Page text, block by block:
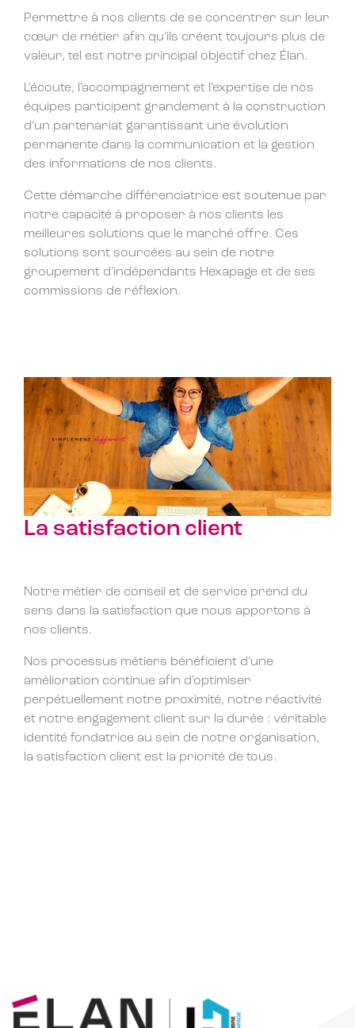
Permettre à nos clients de se concentrer sur leur
cœur de métier afin qu’ils créent toujours plus de
valeur, tel est notre principal objectif chez Élan.
L’écoute, l’accompagnement et l’expertise de nos
équipes participent grandement à la construction
d’un partenariat garantissant une évolution
permanente dans la communication et la gestion
des informations de nos clients.
Cette démarche différenciatrice est soutenue par
notre capacité à proposer à nos clients les
meilleures solutions que le marché offre. Ces
solutions sont sourcées au sein de notre
groupement d’indépendants Hexapage et de ses
commissions de réflexion.
La satisfaction client
Notre métier de conseil et de service prend du
sens dans la satisfaction que nous apportons à
nos clients.
Nos processus métiers bénéficient d’une
amélioration continue afin d’optimiser
perpétuellement notre proximité, notre réactivité
et notre engagement client sur la durée : véritable
identité fondatrice au sein de notre organisation,
la satisfaction client est la priorité de tous.